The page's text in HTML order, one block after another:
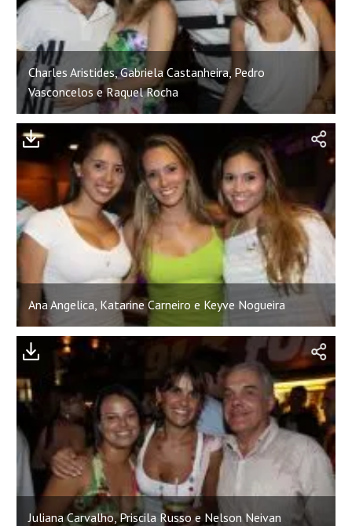
Charles Aristides, Gabriela Castanheira, Pedro
Vasconcelos e Raquel Rocha
Ana Angelica, Katarine Carneiro e Keyve Nogueira
Juliana Carvalho, Priscila Russo e Nelson Neivan